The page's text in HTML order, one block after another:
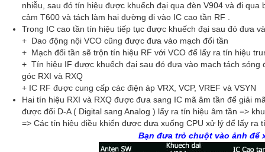
nhiễu, sau đó tín hiệu được khuếch đại qua đèn V904 và đi
cảm T600 và tách làm hai đường đi vào IC cao tần RF .
Trong IC cao tần tín hiệu tiếp tục được khuếch đại sau đó đưa
+ Dao động nội VCO cũng được đưa vào mạch đổi tần
+ Mạch đổi tần sẽ trộn tín hiệu RF với VCO để lấy ra tín hiệu
+ Tín hiệu IF được khuếch đại sau đó đưa vào mạch tách sóng
góc RXI và RXQ
+ IC RF được cung cấp các điện áp VRX, VCP, VREF và VSYN
Hai tín hiệu RXI và RXQ được đưa sang IC mã âm tần để giải
được đổi D-A ( Digital sang Analog ) lấy ra tín hiệu âm tần =>
=> Các tín hiệu điều khiển được đưa xuống CPU xử lý để lấy ra
Bạn đưa trỏ chuột vào ảnh để